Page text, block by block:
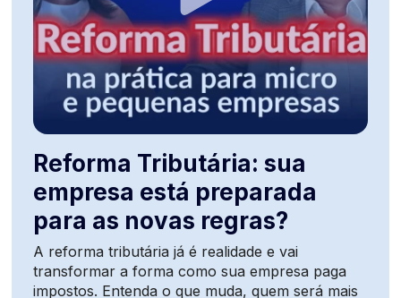
Reforma Tributária: sua
empresa está preparada
para as novas regras?
A reforma tributária já é realidade e vai
transformar a forma como sua empresa paga
impostos. Entenda o que muda, quem será mais